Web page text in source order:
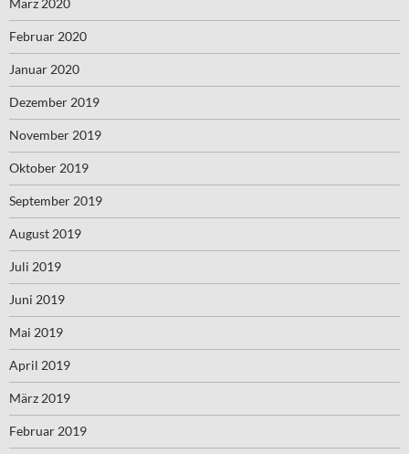
Februar 2020
Januar 2020
Dezember 2019
November 2019
Oktober 2019
September 2019
August 2019
Juli 2019
Juni 2019
Mai 2019
April 2019
März 2019
Februar 2019